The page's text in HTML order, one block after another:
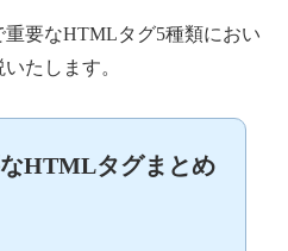
重要なHTMLタグ5種類におい
たします。
HTMLタグまとめ